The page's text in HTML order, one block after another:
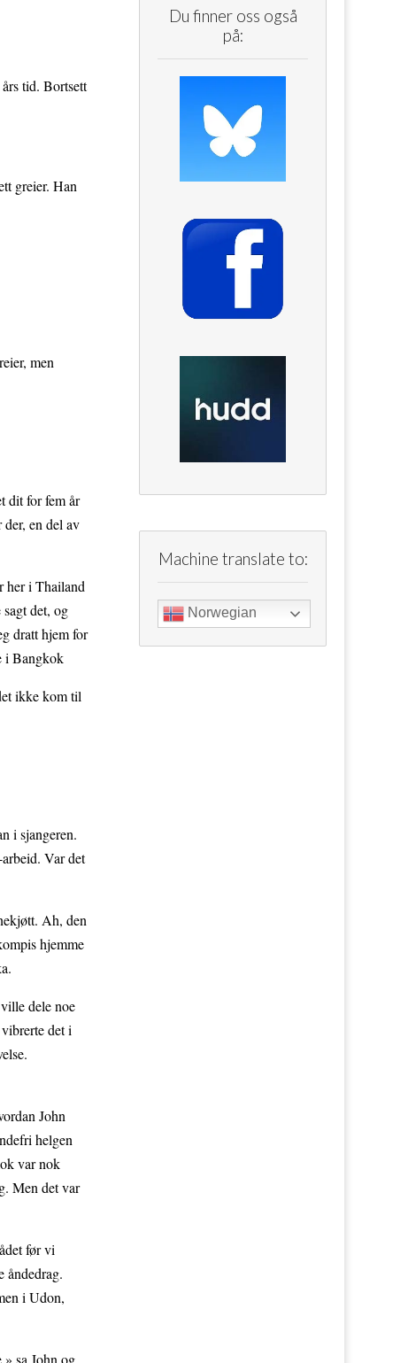
tid. Bortsett
greier. Han
men
dit for fem år
en del av
her i Thailand
det, og
dratt hjem for
i Bangkok
ikke kom til
i sjangeren.
Var det
Ah, den
hjemme
dele noe
det i
John
helgen
var nok
Men det var
før vi
åndedrag.
i Udon,
Du finner oss også
på:
Machine translate to:
Norwegian